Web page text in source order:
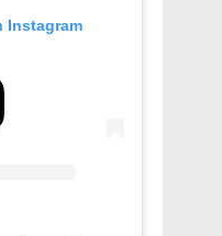
Instagram